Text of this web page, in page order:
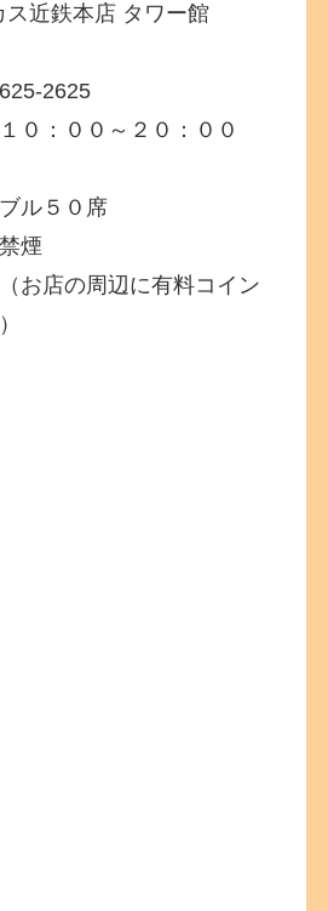
近鉄本店 タワー館
2625
：００～２０：００
ル５０席
煙
店の周辺に有料コイン